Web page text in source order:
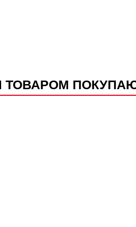
ТОВАРОМ